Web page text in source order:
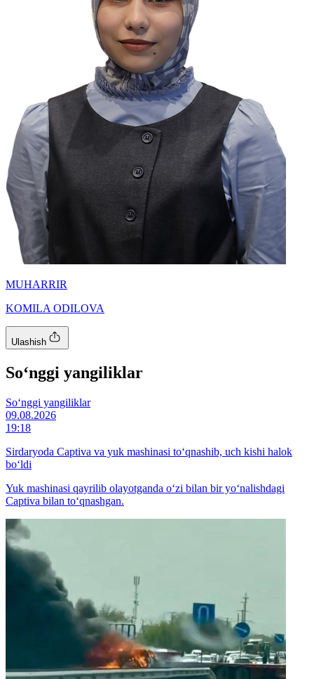
MUHARRIR
KOMILA ODILOVA
Ulashish
So‘nggi yangiliklar
So‘nggi yangiliklar
09.08.2026
19:18
Sirdaryoda Captiva va yuk mashinasi to‘qnashib, uch kishi halok
bo‘ldi
Yuk mashinasi qayrilib olayotganda o‘zi bilan bir yo‘nalishdagi
Captiva bilan to‘qnashgan.